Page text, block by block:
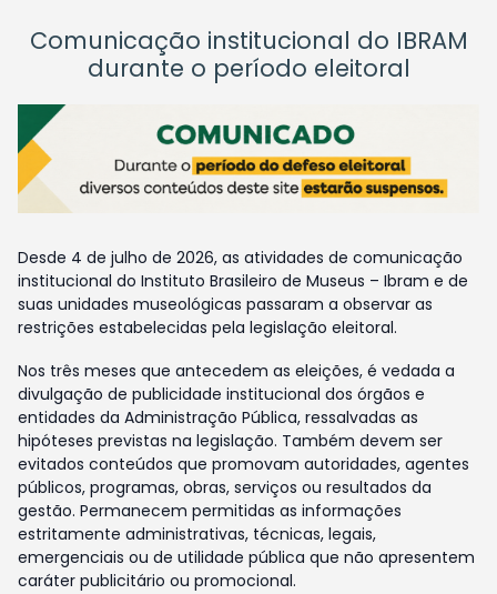
Comunicação institucional do IBRAM
durante o período eleitoral
Desde 4 de julho de 2026, as atividades de comunicação
institucional do Instituto Brasileiro de Museus – Ibram e de
suas unidades museológicas passaram a observar as
restrições estabelecidas pela legislação eleitoral.
Nos três meses que antecedem as eleições, é vedada a
divulgação de publicidade institucional dos órgãos e
entidades da Administração Pública, ressalvadas as
hipóteses previstas na legislação. Também devem ser
evitados conteúdos que promovam autoridades, agentes
públicos, programas, obras, serviços ou resultados da
gestão. Permanecem permitidas as informações
estritamente administrativas, técnicas, legais,
emergenciais ou de utilidade pública que não apresentem
caráter publicitário ou promocional.